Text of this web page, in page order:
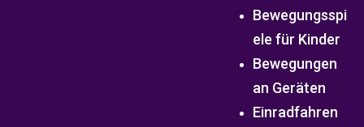
Bewegungsspi
ele für Kinder
Bewegungen
an Geräten
Einradfahren